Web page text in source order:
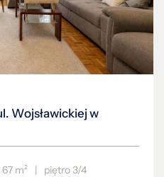
Wojsławickiej w
67 m² | piętro 3/4